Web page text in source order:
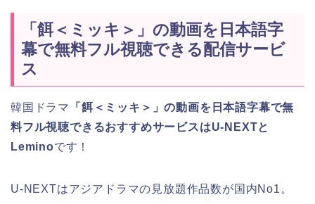
「餌＜ミッキ＞」の動画を日本語字
幕で無料フル視聴できる配信サービ
ス
韓国ドラマ
「餌＜ミッキ＞」の動画を日本語字幕で無
料フル視聴できるおすすめサービスはU-NEXTと
Leminoです！
U-NEXTはアジアドラマの見放題作品数が国内No1。